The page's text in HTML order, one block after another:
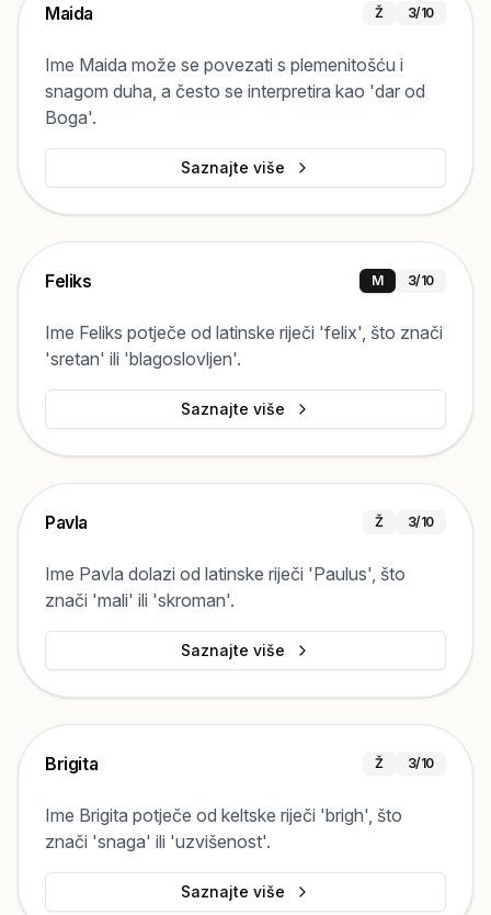
Maida Ž 3/10
Ime Maida može se povezati s plemenitošću i
snagom duha, a često se interpretira kao 'dar od
Boga'.
Saznajte više
Feliks M 3/10
Ime Feliks potječe od latinske riječi 'felix', što znači
'sretan' ili 'blagoslovljen'.
Saznajte više
Pavla Ž 3/10
Ime Pavla dolazi od latinske riječi 'Paulus', što
znači 'mali' ili 'skroman'.
Saznajte više
Brigita Ž 3/10
Ime Brigita potječe od keltske riječi 'brigh', što
znači 'snaga' ili 'uzvišenost'.
Saznajte više